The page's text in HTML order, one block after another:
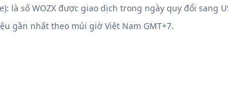
là số WOZX được giao dịch trong ngày quy đổi sang
gần nhất theo múi giờ Việt Nam GMT+7.